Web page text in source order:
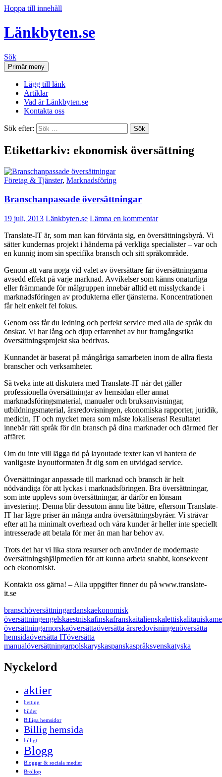
Hoppa till innehåll
Länkbyten.se
Sök
Primär meny
Lägg till länk
Artiklar
Vad är Länkbyten.se
Kontakta oss
Sök efter:
Etikettarkiv: ekonomisk översättning
Företag & Tjänster, Marknadsföring
Branschanpassade översättningar
19 juli, 2013 Länkbyten.se Lämna en kommentar
Translate-IT är, som man kan förvänta sig, en översättningsbyrå. Vi
sätter kundernas projekt i händerna på verkliga specialister – var och
en kunnig inom sin specifika bransch och sitt språkområde.
Genom att vara noga vid valet av översättare får översättningarna
avsedd effekt på varje marknad. Avvikelser som känns onaturliga
eller främmande för målgruppen innebär alltid ett misslyckande i
marknadsföringen av produkterna eller tjänsterna. Koncentrationen
får helt enkelt fel fokus.
Genom oss får du ledning och perfekt service med alla de språk du
önskar. Vi har lång och djup erfarenhet av hur framgångsrika
översättningsprojekt ska bedrivas.
Kunnandet är baserat på mångåriga samarbeten inom de allra flesta
branscher och verksamheter.
Så tveka inte att diskutera med Translate-IT när det gäller
professionella översättningar av hemsidan eller annat
marknadsföringsmaterial, manualer och bruksanvisningar,
utbildningsmaterial, årsredovisningen, ekonomiska rapporter, juridik,
medicin, IT och mycket mera som måste lokaliseras! Resultatet
innebär rätt språk för din bransch på dina marknader och därmed fler
affärer.
Om du inte vill lägga tid på layoutade texter kan vi hantera de
vanligaste layoutformaten åt dig som en utvidgad service.
Översättningar anpassade till marknad och bransch är helt
nödvändiga för att lyckas i marknadsföringen. Bra översättningar,
som inte upplevs som översättningar, är därför en lönsam
investering. Denna blir dessutom ännu lite bättre, eftersom Translate-
IT har lägre priser än många andra översättningsbyråer. Vi strävar
efter att ha minimalt overhead och våra kunder är heller inte speciellt
intresserade att betala för mer än man har behov av.
Trots det har vi lika stora resurser och använder de modernaste
översättningshjälpmedlen för att kunna arbeta snabbt, konsekvent
och ekonomiskt.
Kontakta oss gärna! – Alla uppgifter finner du på www.translate-
it.se
branschöversättningardanskaekonomisk
översättningengelskaestniskafinskafranskaitalienskalettiskalitauiska
översättningarnorskaöversättaöversätta årsredovisningenöversätta
hemsidaöversätta ITöversätta
manualöversättningarpolskaryskaspanskaspråksvenskatyska
Nyckelord
aktier
betting
bilder
Billiga hemsidor
Billig hemsida
billigt
Blogg
Bloggar & sociala medier
Bröllop